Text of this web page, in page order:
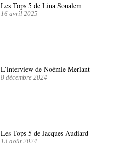
Les Tops 5 de Lina Soualem
16 avril 2025
L’interview de Noémie Merlant
8 décembre 2024
Les Tops 5 de Jacques Audiard
13 août 2024